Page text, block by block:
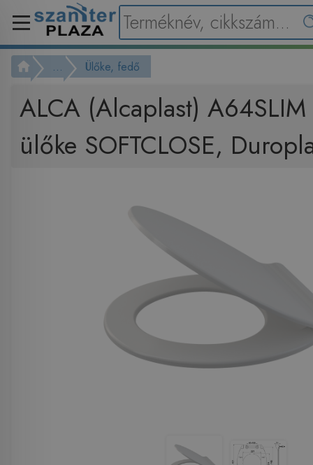
... Ülőke, fedő
ALCA (Alcaplast)
ülőke SOFTCLOSE,